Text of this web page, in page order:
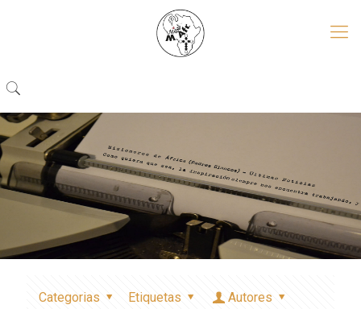
Categorias Etiquetas
Autores